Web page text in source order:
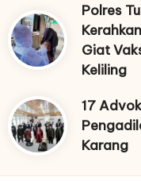
Polres
Giat
Keliling
17
Karang